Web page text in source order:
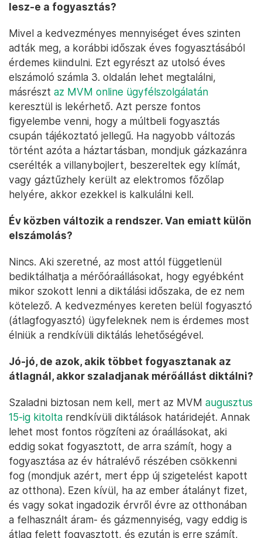
lesz-e a fogyasztás?
Mivel a kedvezményes mennyiséget éves szinten
adták meg, a korábbi időszak éves fogyasztásából
érdemes kiindulni. Ezt egyrészt az utolsó éves
elszámoló számla 3. oldalán lehet megtalálni,
másrészt az MVM online ügyfélszolgálatán
keresztül is lekérhető. Azt persze fontos
figyelembe venni, hogy a múltbeli fogyasztás
csupán tájékoztató jellegű. Ha nagyobb változás
történt azóta a háztartásban, mondjuk gázkazánra
cserélték a villanybojlert, beszereltek egy klímát,
vagy gáztűzhely került az elektromos főzőlap
helyére, akkor ezekkel is kalkulálni kell.
Év közben változik a rendszer. Van emiatt külön
elszámolás?
Nincs. Aki szeretné, az most attól függetlenül
bediktálhatja a mérőóraállásokat, hogy egyébként
mikor szokott lenni a diktálási időszaka, de ez nem
kötelező. A kedvezményes kereten belül fogyasztó
(átlagfogyasztó) ügyfeleknek nem is érdemes most
élniük a rendkívüli diktálás lehetőségével.
Jó-jó, de azok, akik többet fogyasztanak az
átlagnál, akkor szaladjanak mérőállást diktálni?
Szaladni biztosan nem kell, mert az MVM augusztus
15-ig kitolta rendkívüli diktálások határidejét. Annak
lehet most fontos rögzíteni az óraállásokat, aki
eddig sokat fogyasztott, de arra számít, hogy a
fogyasztása az év hátralévő részében csökkenni
fog (mondjuk azért, mert épp új szigetelést kapott
az otthona). Ezen kívül, ha az ember átalányt fizet,
és vagy sokat ingadozik érvről évre az otthonában
a felhasznált áram- és gázmennyiség, vagy eddig is
átlag felett fogyasztott, és ezután is erre számít,